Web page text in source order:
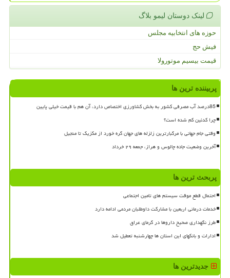
لینک دوستان لیمو بلاگ
حوزه های انتخابیه مجلس
فیش حج
قیمت بیسیم موتورولا
پربیننده ترین ها
85درصد آب مصرفی کشور به بخش کشاورزی اختصاص دارد، آن هم با قیمت خیلی پایین
چرا کدئین کم شده است؟
وقتی جام جهانی با مرگبارترین زلزله های جهان گره خورد از مکزیک تا منجیل
آخرین وضعیت جاده چالوس و هراز، جمعه ۲۹ خرداد
پربحث ترین ها
احتمال قطع موقت سیستم های تامین اجتماعی
خدمات درمانی اربعین با مشارکت داوطلبان مردمی ادامه دارد
طرز نگهداری صحیح داروها در گرمای عراق
ادارات و بانکهای این استان ها چهارشنبه تعطیل شد
جدیدترین ها